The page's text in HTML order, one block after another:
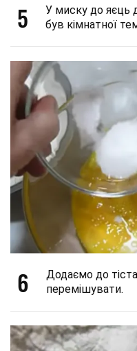
5
У миску до яєць
був кімнатної
6
Додаємо до
перемішувати.